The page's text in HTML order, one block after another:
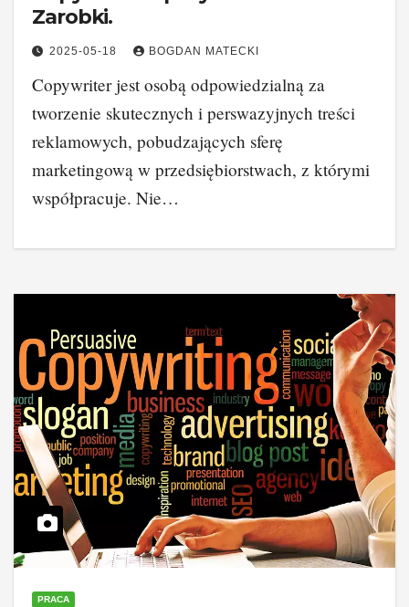
Zarobki.
2025-05-18 BOGDAN MATECKI
Copywriter jest osobą odpowiedzialną za
tworzenie skutecznych i perswazyjnych treści
reklamowych, pobudzających sferę
marketingową w przedsiębiorstwach, z którymi
współpracuje. Nie…
PRACA